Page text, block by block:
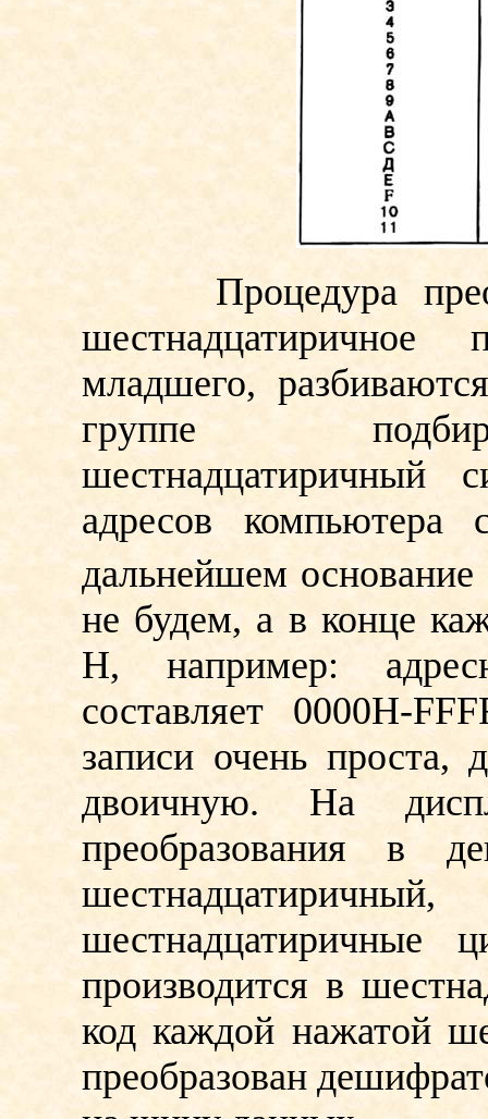
Процедура
младшего,
группе
шестнадцатиричный
адресов компьютера
дальнейшем
не будем, а в конце
Н, например:
составляет 0000H-
записи очень проста,
двоичную. На
преобразования в
производится в
код каждой нажатой
преобразован